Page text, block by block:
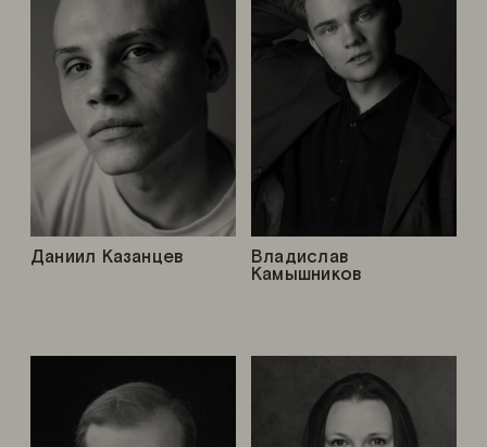
Даниил Казанцев Владислав
Камышников